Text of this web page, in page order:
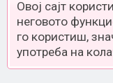
Овој сајт
неговото
го користиш,
употреба на